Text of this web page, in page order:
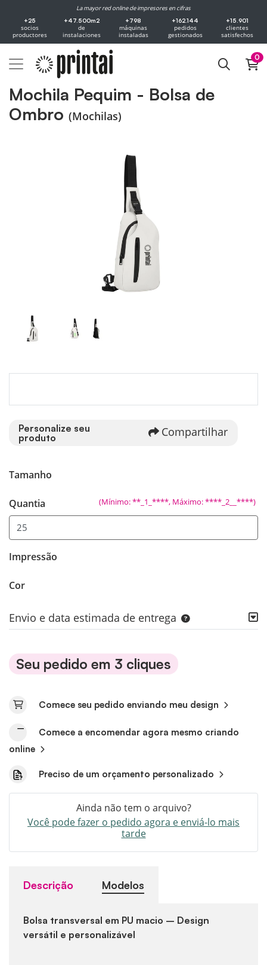
La mayor red online de impresores en cifras
+25
socios
productores
+47.500m2
de
instalaciones
+798
máquinas
instaladas
+162.144
pedidos
gestionados
+15.901
clientes
satisfechos
0
Mochila Pequim - Bolsa de
Ombro (Mochilas)
Personalize seu
produto
Compartilhar
Tamanho
(Mínimo: **_1_****, Máximo: ****_2__****)
Quantia
Impressão
Cor
Envio e data estimada de entrega
Seu pedido em 3 cliques
Comece seu pedido enviando meu design
Comece a encomendar agora mesmo criando
online
Preciso de um orçamento personalizado
Ainda não tem o arquivo?
Você pode fazer o pedido agora e enviá-lo mais
tarde
Descrição Modelos
Bolsa transversal em PU macio – Design
versátil e personalizável